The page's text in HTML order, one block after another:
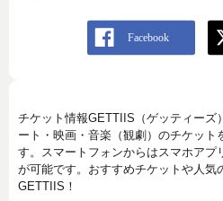
チケット情報GETTIIS（ゲッティーズ
ート・映画・音楽（観劇）のチケット
す。スマートフォンからはスマホアプ
が可能です。おすすめチケットや人気
GETTIIS！